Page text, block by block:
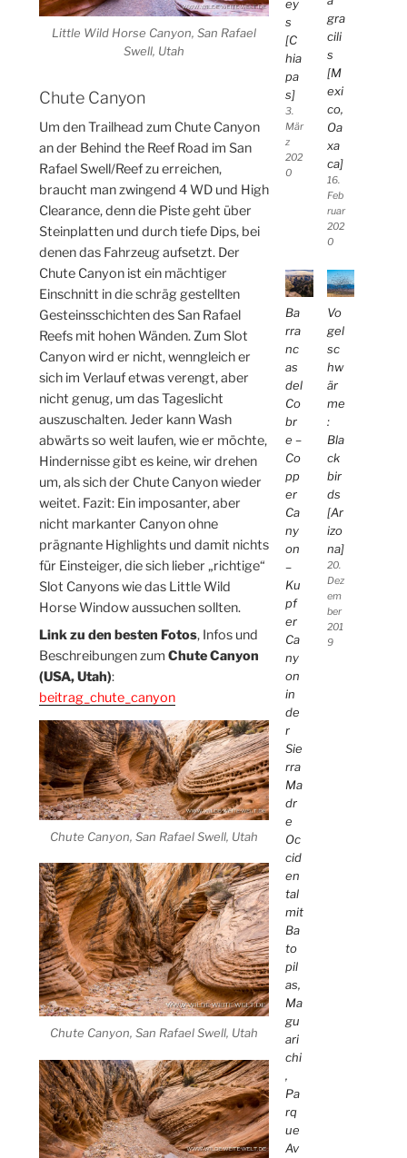
Little Wild Horse Canyon, San Rafael
Swell, Utah
Chute Canyon
Um den Trailhead zum Chute Canyon
an der Behind the Reef Road im San
Rafael Swell/Reef zu erreichen,
braucht man zwingend 4 WD und High
Clearance, denn die Piste geht über
Steinplatten und durch tiefe Dips, bei
denen das Fahrzeug aufsetzt. Der
Chute Canyon ist ein mächtiger
Einschnitt in die schräg gestellten
Gesteinsschichten des San Rafael
Reefs mit hohen Wänden. Zum Slot
Canyon wird er nicht, wenngleich er
sich im Verlauf etwas verengt, aber
nicht genug, um das Tageslicht
auszuschalten. Jeder kann Wash
abwärts so weit laufen, wie er möchte,
Hindernisse gibt es keine, wir drehen
um, als sich der Chute Canyon wieder
weitet. Fazit: Ein imposanter, aber
nicht markanter Canyon ohne
prägnante Highlights und damit nichts
für Einsteiger, die sich lieber „richtige“
Slot Canyons wie das Little Wild
Horse Window aussuchen sollten.
Link zu den besten Fotos, Infos und
Beschreibungen zum Chute Canyon
(USA, Utah):
beitrag_chute_canyon
Chute Canyon, San Rafael Swell, Utah
Chute Canyon, San Rafael Swell, Utah
ey
s
[C
hia
pa
s]
3.
Mär
z
202
0
gra
cili
s
[M
exi
co,
Oa
xa
ca]
16.
Feb
ruar
202
0
Ba
rra
nc
as
del
Co
br
e –
Co
pp
er
Ca
ny
on
–
Ku
pf
er
Ca
ny
on
in
de
r
Sie
rra
Ma
dr
e
Oc
cid
en
tal
mit
Ba
to
pil
as,
Ma
gu
ari
chi
,
Pa
rq
ue
Av
Vo
gel
sc
hw
är
me
:
Bla
ck
bir
ds
[Ar
izo
na]
20.
Dez
em
ber
201
9